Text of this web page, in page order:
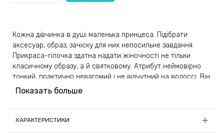
Кожна дівчинка в душі маленька принцеса. Підібрати
аксесуар, образ, зачіску для них непосильне завдання.
Прикраса-гілочка здатна надати жіночності не тільки
класичному образу, а й святковому. Атрибут неймовірно
тонкий, практично невагомий і не відчутний на волоссі. Він
чудово поєднується з пасмами будь-якої довжини - чи то
Модель має вишуканий дизайн. На тонкій, золотій основі
Показать больше
ХАРАКТЕРИСТИКИ